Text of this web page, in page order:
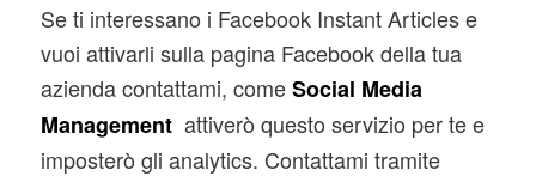
Se ti interessano i Facebook Instant Articles e
vuoi attivarli sulla pagina Facebook della tua
azienda contattami, comeSocial Media
Management attiverò questo servizio per te e
imposterò gli analytics. Contattami tramite